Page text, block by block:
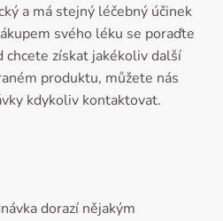
a má stejný léčebný účinek
svého léku se poraďte
chcete získat jakékoliv další
produktu, můžete nás
kdykoliv kontaktovat.
dorazí nějakým